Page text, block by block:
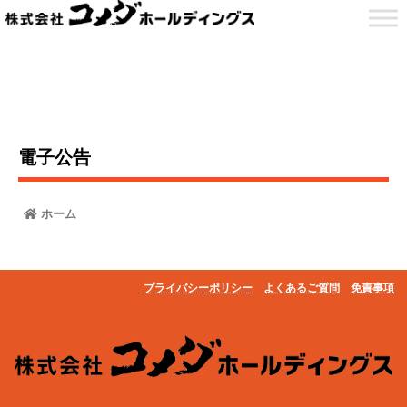
電子公告
ホーム
プライバシーポリシー よくあるご質問 免責事項